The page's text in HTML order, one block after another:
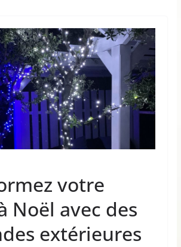
votre
Noël avec des
extérieures